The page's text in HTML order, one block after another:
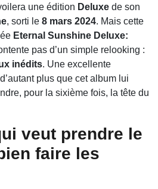
une édition Deluxe de son
, sorti le 8 mars 2024. Mais cette
Eternal Sunshine Deluxe:
pas d’un simple relooking :
inédits. Une excellente
plus que cet album lui
pour la sixième fois, la tête du
veut prendre le
faire les